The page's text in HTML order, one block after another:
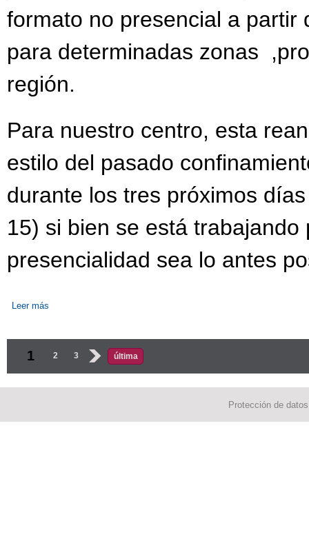
formato no presencial a partir
para determinadas zonas
región.
Para nuestro centro, esta
estilo del pasado
durante los tres próximos
15) si bien se está
presencialidad sea lo antes
Leer más
Páginas
1 2 3 › última
Protección de datos